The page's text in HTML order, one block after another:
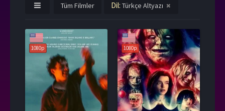
Tüm Filmler Dil: Türkçe Altyazı
1080p 1080p